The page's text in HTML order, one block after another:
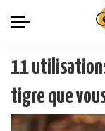
11
tigre que